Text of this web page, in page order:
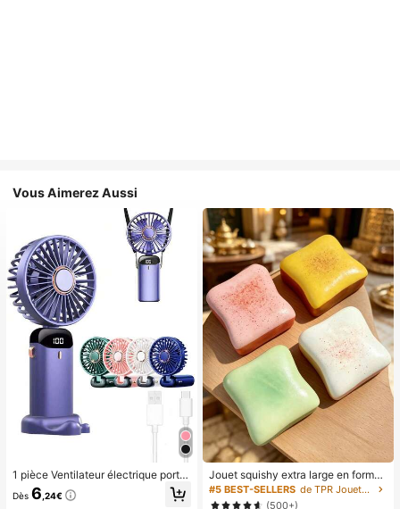
Vous Aimerez Aussi
1 pièce Ventilateur électrique porta
ble mini, ventilateur portable rechar
geable USB, ventilateur de cou, ve
Dès 6 ,24€
Jouet squishy extra large en forme
de toast, jouet anti-stress super do
ux en beurre de toast, disponible en
#5 BEST-SELLERS
de TPR Jouets amusants et fantaisie pour adolescen
(500+)